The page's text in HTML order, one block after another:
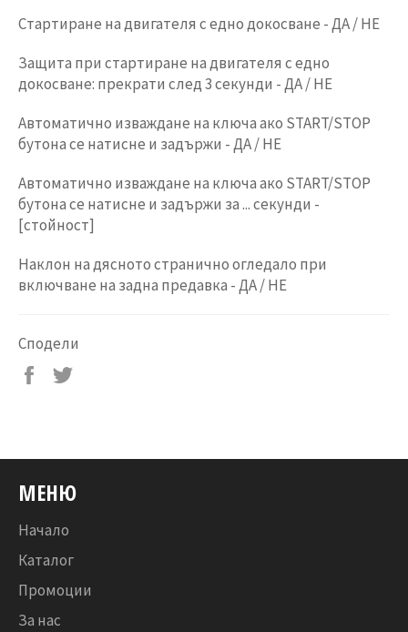
Стартиране на двигателя с едно докосване - ДА / НЕ
Защита при стартиране на двигателя с едно
докосване: прекрати след 3 секунди - ДА / НЕ
Автоматично изваждане на ключа ако START/STOP
бутона се натисне и задържи - ДА / НЕ
Автоматично изваждане на ключа ако START/STOP
бутона се натисне и задържи за ... секунди -
[стойност]
Наклон на дясното странично огледало при
включване на задна предавка - ДА / НЕ
Сподели
Сподели
МЕНЮ
Начало
Каталог
Промоции
За нас